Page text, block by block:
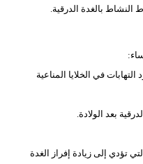
النشاط بالغدة الدرقية.
في الخلايا المناعية
بعد الولادة.
تؤدي إلى زيادة إفراز الغدة